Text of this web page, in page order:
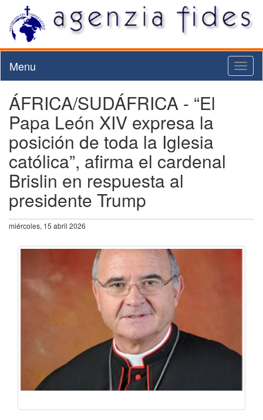
Menu
ÁFRICA/SUDÁFRICA - “El
Papa León XIV expresa la
posición de toda la Iglesia
católica”, afirma el cardenal
Brislin en respuesta al
presidente Trump
miércoles, 15 abril 2026